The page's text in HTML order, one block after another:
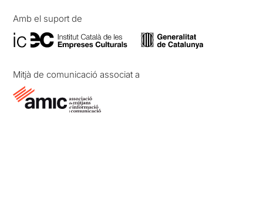
Amb el suport de
Mitjà de comunicació associat a